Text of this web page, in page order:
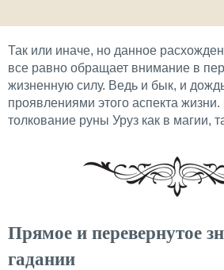
Так или иначе, но данное
все равно обращает внимание в
жизненную силу. Ведь и бык, и
проявлениями этого аспекта
толкование руны Уруз как в магии,
Прямое и перевернутое
гадании